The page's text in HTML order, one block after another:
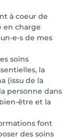
à coeur de
en charge
e-s de mes
soins
la
(issu de la
personne dans
être et la
font
des soins